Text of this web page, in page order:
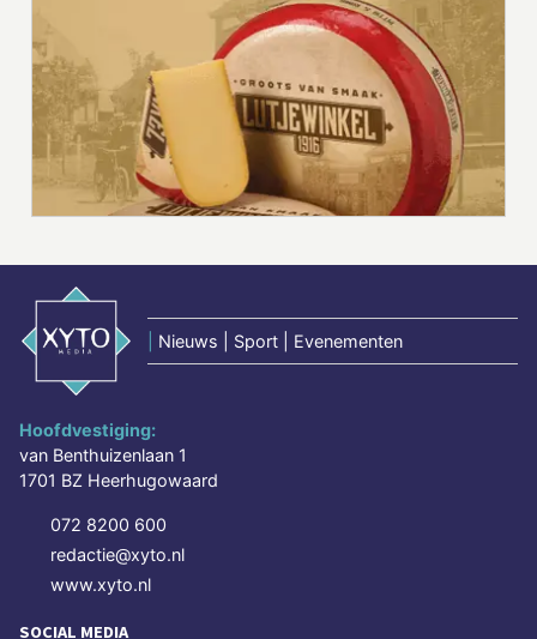
Nieuws | Sport | Evenementen
Hoofdvestiging:
van Benthuizenlaan 1
1701 BZ Heerhugowaard
072 8200 600
redactie@xyto.nl
www.xyto.nl
SOCIAL MEDIA